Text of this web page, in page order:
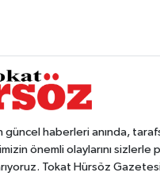
haberleri anında,
önemli olaylarını
Tokat Hürsöz